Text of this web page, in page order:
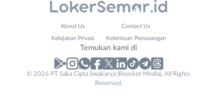
No. Telp /
About Us Contact Us
Kebijakan Privasi Ketentuan Pemasangan
Temukan kami di
© 2026 PT Saka Cipta Swakarya (Roocket Media). All Rights
Reserved.